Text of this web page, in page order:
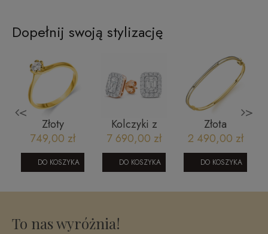
Dopełnij swoją stylizację
<
Złoty
pierścionek
klasyczny
zaręczynowy
749,00 zł
DO KOSZYKA
Kolczyki z
brylantami z
różowego
złota
CE1721P
7 690,00 zł
DO KOSZYKA
Złota
bransoletka
bangle
dwukolorowa
260920236
2 490,00 zł
DO KOSZYKA
>
To nas wyróżnia!